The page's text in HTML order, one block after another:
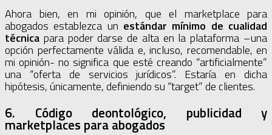
Ahora bien, en mi opinión, que el marketplace para
abogados establezca un estándar mínimo de cualidad
técnica para poder darse de alta en la plataforma –una
opción perfectamente válida e, incluso, recomendable, en
mi opinión- no significa que esté creando “artificialmente”
una “oferta de servicios jurídicos”. Estaría en dicha
hipótesis, únicamente, definiendo su “target” de clientes.
6. Código deontológico, publicidad y
marketplaces para abogados